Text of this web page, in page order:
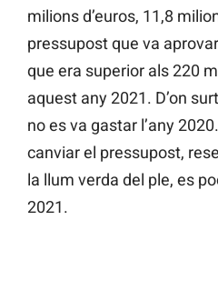
milions d’euros, 11,8
pressupost que va
que era superior als 220
aquest any 2021. D’on
no es va gastar l’any
canviar el pressupost,
la llum verda del ple, es
2021.